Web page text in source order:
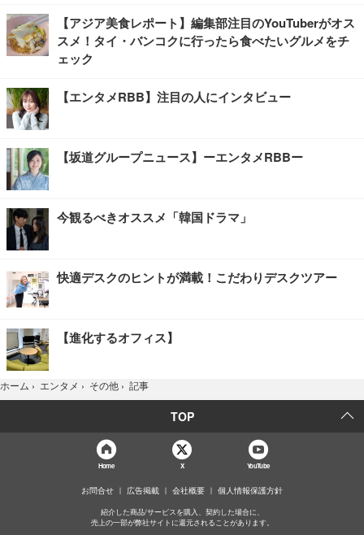
【アジア美食レポート】編集部注目のYouTuberがオス
スメ！タイ・バンコクに行ったら食べたいグルメをチ
ェック
【エンタメRBB】注目の人にインタビュー
【坂道グループニュース】ーエンタメRBBー
今観るべきオススメ「韓国ドラマ」
快適デスクのヒントが満載！こだわりデスクツアー
【進化するオフィス】
ホーム › エンタメ › その他 › 記事
TOP
Home X YouTube
お問合せ 広告掲載 会社概要 個人情報保護方針
紹介した商品/サービスを購入、契約した場合に、
売上の一部が弊社サイトに還元されることがあります。